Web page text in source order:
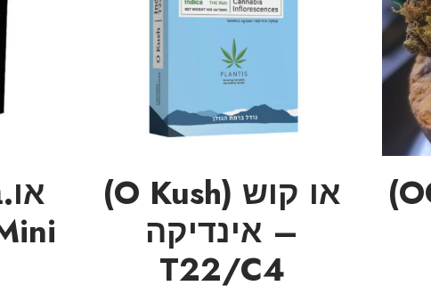
או סי אם (OCM)
או קוש (O Kush)
– אינדיקה
T22/C4